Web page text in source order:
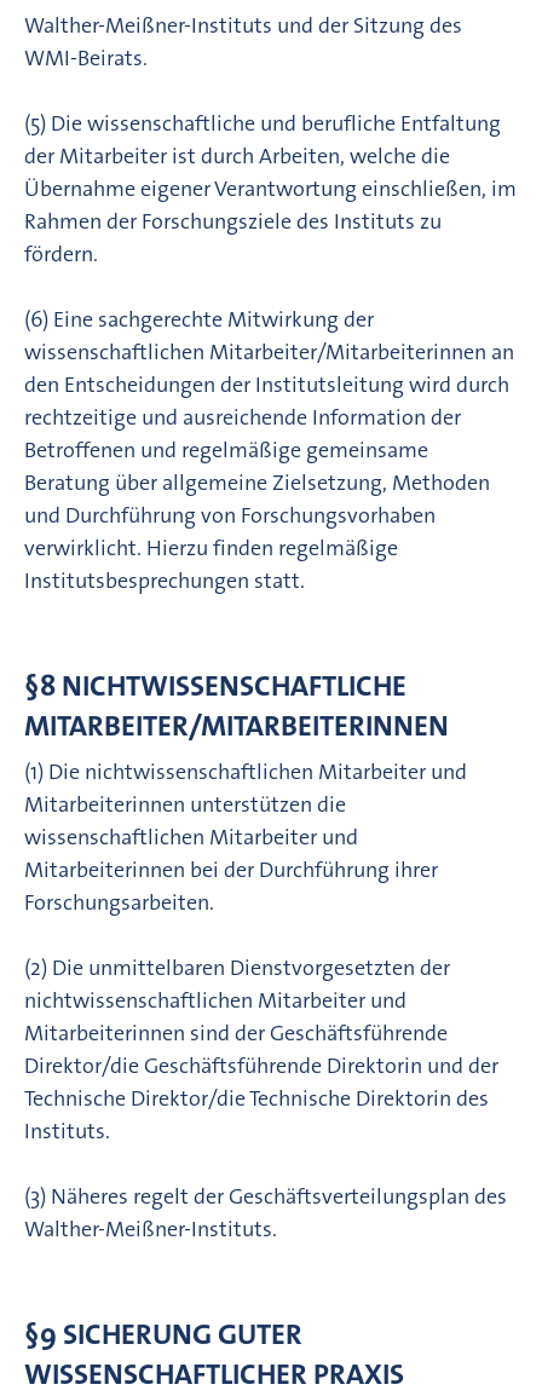
Walther-Meißner-Instituts und der Sitzung des
WMI-Beirats.
(5) Die wissenschaftliche und berufliche Entfaltung
der Mitarbeiter ist durch Arbeiten, welche die
Übernahme eigener Verantwortung einschließen, im
Rahmen der Forschungsziele des Instituts zu
fördern.
(6) Eine sachgerechte Mitwirkung der
wissenschaftlichen Mitarbeiter/Mitarbeiterinnen an
den Entscheidungen der Institutsleitung wird durch
rechtzeitige und ausreichende Information der
Betroffenen und regelmäßige gemeinsame
Beratung über allgemeine Zielsetzung, Methoden
und Durchführung von Forschungsvorhaben
verwirklicht. Hierzu finden regelmäßige
Institutsbesprechungen statt.
§8 NICHTWISSENSCHAFTLICHE
MITARBEITER/MITARBEITERINNEN
(1) Die nichtwissenschaftlichen Mitarbeiter und
Mitarbeiterinnen unterstützen die
wissenschaftlichen Mitarbeiter und
Mitarbeiterinnen bei der Durchführung ihrer
Forschungsarbeiten.
(2) Die unmittelbaren Dienstvorgesetzten der
nichtwissenschaftlichen Mitarbeiter und
Mitarbeiterinnen sind der Geschäftsführende
Direktor/die Geschäftsführende Direktorin und der
Technische Direktor/die Technische Direktorin des
Instituts.
(3) Näheres regelt der Geschäftsverteilungsplan des
Walther-Meißner-Instituts.
§9 SICHERUNG GUTER
WISSENSCHAFTLICHER PRAXIS